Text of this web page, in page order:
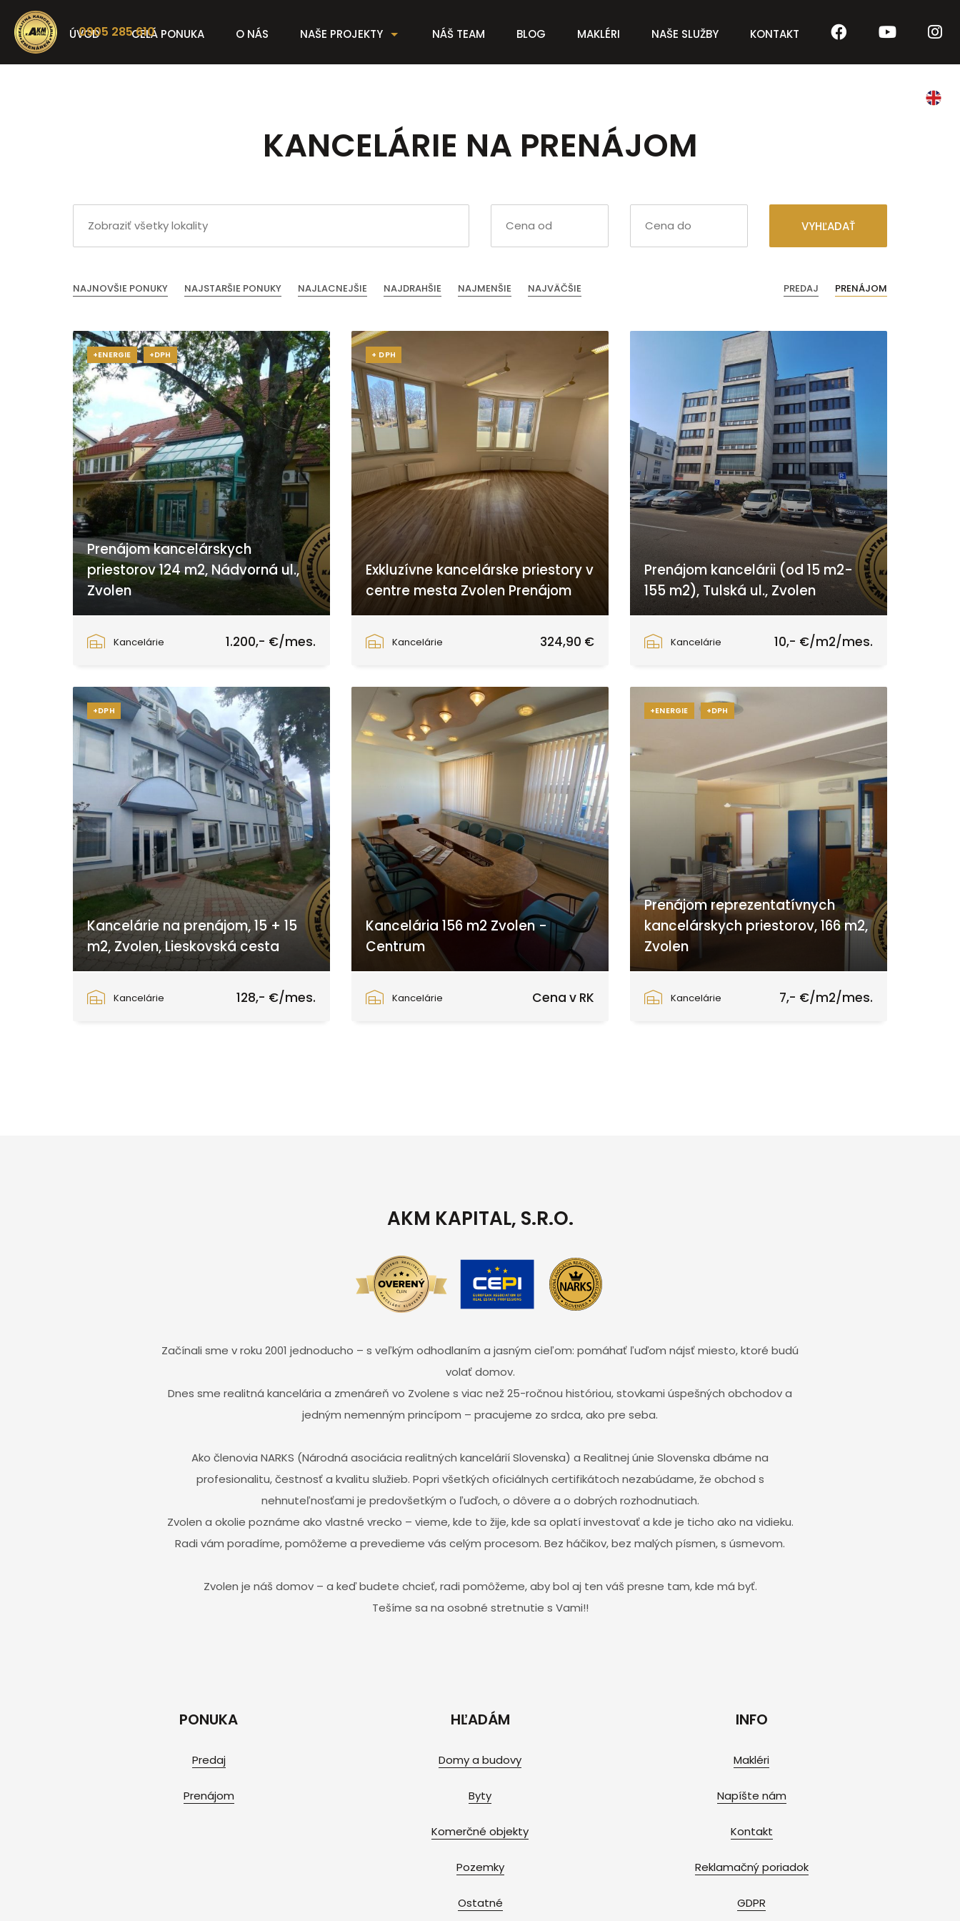
ÚVOD CELÁ PONUKA O NÁS NAŠE PROJEKTY NÁŠ TEAM BLOG MAKLÉRI NAŠE SLUŽBY KONTAKT
0905 285 610
KANCELÁRIE NA PRENÁJOM
VYHĽADAŤ
NAJNOVŠIE PONUKY NAJSTARŠIE PONUKY NAJLACNEJŠIE NAJDRAHŠIE NAJMENŠIE NAJVÄČŠIE PREDAJ PRENÁJOM
+ENERGIE +DPH
Prenájom kancelárskych
priestorov 124 m2, Nádvorná ul.,
Zvolen
Kancelárie
1.200,- €/mes.
+ DPH
Exkluzívne kancelárske priestory v
centre mesta Zvolen Prenájom
Kancelárie
324,90 €
Prenájom kancelárii (od 15 m2-
155 m2), Tulská ul., Zvolen
Kancelárie
10,- €/m2/mes.
+DPH
Kancelárie na prenájom, 15 + 15
m2, Zvolen, Lieskovská cesta
Kancelárie
128,- €/mes.
Kancelária 156 m2 Zvolen -
Centrum
Kancelárie
Cena v RK
+ENERGIE +DPH
Prenájom reprezentatívnych
kancelárskych priestorov, 166 m2,
Zvolen
Kancelárie
7,- €/m2/mes.
AKM KAPITAL, S.R.O.
Začínali sme v roku 2001 jednoducho – s veľkým odhodlaním a jasným cieľom: pomáhať ľuďom nájsť miesto, ktoré budú
volať domov.
Dnes sme realitná kancelária a zmenáreň vo Zvolene s viac než 25-ročnou históriou, stovkami úspešných obchodov a
jedným nemenným princípom – pracujeme zo srdca, ako pre seba.
Ako členovia NARKS (Národná asociácia realitných kancelárií Slovenska) a Realitnej únie Slovenska dbáme na
profesionalitu, čestnosť a kvalitu služieb. Popri všetkých oficiálnych certifikátoch nezabúdame, že obchod s
nehnuteľnosťami je predovšetkým o ľuďoch, o dôvere a o dobrých rozhodnutiach.
Zvolen a okolie poznáme ako vlastné vrecko – vieme, kde to žije, kde sa oplatí investovať a kde je ticho ako na vidieku.
Radi vám poradíme, pomôžeme a prevedieme vás celým procesom. Bez háčikov, bez malých písmen, s úsmevom.
Zvolen je náš domov – a keď budete chcieť, radi pomôžeme, aby bol aj ten váš presne tam, kde má byť.
Tešíme sa na osobné stretnutie s Vami!!
PONUKA
Predaj
Prenájom
HĽADÁM
Domy a budovy
Byty
Komerčné objekty
Pozemky
Ostatné
INFO
Makléri
Napíšte nám
Kontakt
Reklamačný poriadok
GDPR